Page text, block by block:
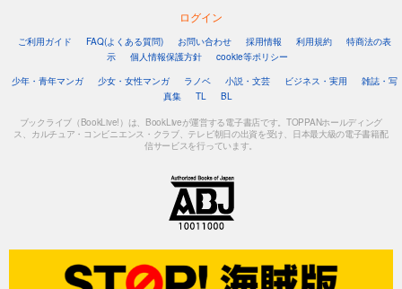
ログイン
ご利用ガイド FAQ(よくある質問) お問い合わせ 採用情報 利用規約
特商法の表
示
個人情報保護方針
cookie等ポリシー
少年・青年マンガ
少女・女性マンガ ラノベ 小説・文芸 ビジネス・実用
雑誌・写
真集
TL BL
ブックライブ（BookLive!）は、BookLiveが運営する電子書店です。TOPPANホールディング
ス、カルチュア・コンビニエンス・クラブ、テレビ朝日の出資を受け、日本最大級の電子書籍配
信サービスを行っています。